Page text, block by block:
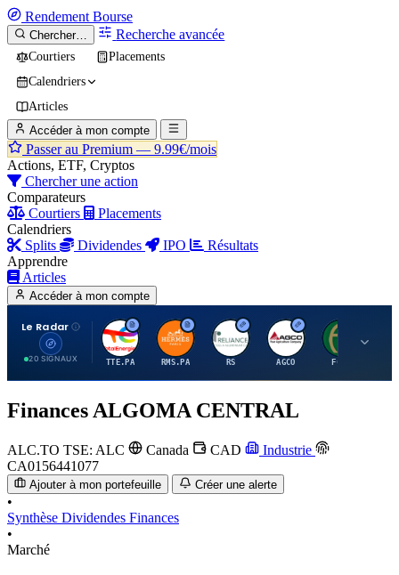
Rendement Bourse
Chercher… Recherche avancée
Courtiers
Placements
Calendriers
Articles
Accéder à mon compte
Passer au Premium — 9.99€/mois
Actions, ETF, Cryptos
Chercher une action
Comparateurs
Courtiers
Placements
Calendriers
Splits
Dividendes IPO
Résultats
Apprendre
Articles
Accéder à mon compte
Le Radar
20 SIGNAUX
T
TTE.PA
H
RMS.PA
R
RS
A
AGCO FCFS
Finances ALGOMA CENTRAL
ALC.TO TSE: ALC Canada CAD
Industrie
CA0156441077
Ajouter à mon portefeuille Créer une alerte
•
Synthèse Dividendes Finances
•
Marché